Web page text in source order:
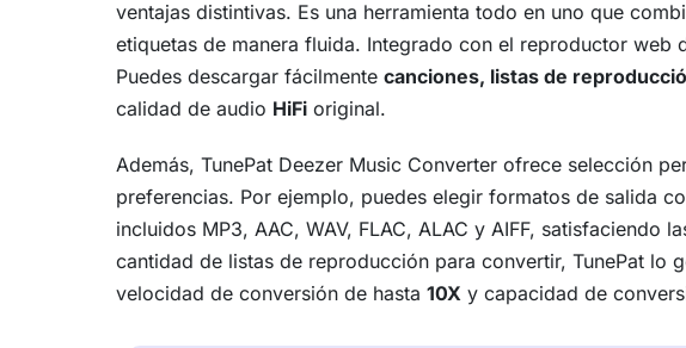
ventajas distintivas. Es una herramienta todo en uno que
etiquetas de manera fluida. Integrado con el reproductor web
Puedes descargar fácilmente canciones, listas de
calidad de audio HiFi original.
Además, TunePat Deezer Music Converter ofrece selección
preferencias. Por ejemplo, puedes elegir formatos de salida
incluidos MP3, AAC, WAV, FLAC, ALAC y AIFF,
cantidad de listas de reproducción para convertir, TunePat lo
velocidad de conversión de hasta 10X y capacidad de